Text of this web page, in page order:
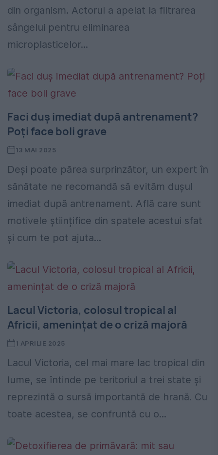
din organism. Actorul a apelat la filtrarea
sângelui pentru eliminarea
microplasticelor...
Faci duș imediat după antrenament?
Poți face boli grave
13 MAI 2025
Deși poate părea surprinzător, un expert în
sănătate ne recomandă să evităm dușul
imediat după antrenament. Află care sunt
motivele științifice din spatele acestui sfat
și cum te pot ajuta...
Lacul Victoria, colosul tropical al
Africii, amenințat de o criză majoră
1 APRILIE 2025
Lacul Victoria, cel mai mare lac tropical din
lume, se întinde pe teritoriul a trei state și
reprezintă o sursă importantă de hrană. Cu
toate acestea, se confruntă cu o...